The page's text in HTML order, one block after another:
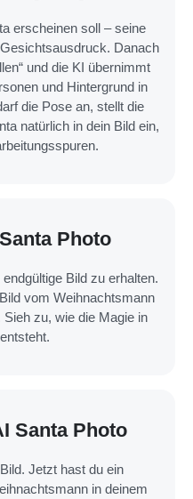
erscheinen soll – seine
Danach
und die KI übernimmt
und Hintergrund in
die Pose an, stellt die
natürlich in dein Bild ein,
Photo
Bild zu erhalten.
vom Weihnachtsmann
zu, wie die Magie in
Santa Photo
Jetzt hast du ein
in deinem